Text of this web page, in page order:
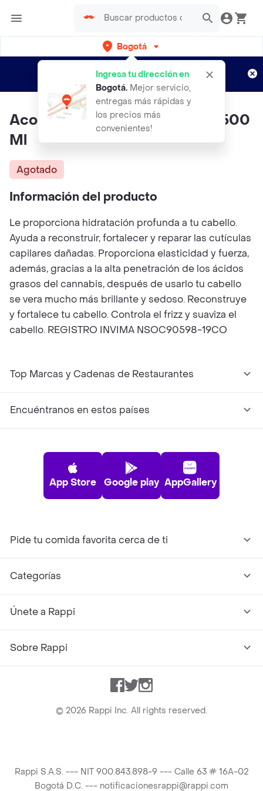
Bogotá
Ingresa tu dirección en
Bogotá. Mejor servicio,
entregas más rápidas y
los precios más
convenientes!
envíos gratis por semanas
Aplican TyC
Acondicionador De La Receta 500
Ml
Agotado
Información del producto
Le proporciona hidratación profunda a tu cabello.
Ayuda a reconstruir, fortalecer y reparar las cutículas
capilares dañadas. Proporciona elasticidad y fuerza,
además, gracias a la alta penetración de los ácidos
grasos del cannabis, después de usarlo tu cabello
se vera mucho más brillante y sedoso. Reconstruye
y fortalece tu cabello. Controla el frizz y suaviza el
cabello. REGISTRO INVIMA NSOC90598-19CO
Top Marcas y Cadenas de Restaurantes
Encuéntranos en estos países
App Store Google play AppGallery
Pide tu comida favorita cerca de ti
Categorías
Únete a Rappi
Sobre Rappi
Facebook
TwitterInstagram
© 2026 Rappi Inc. All rights reserved.
Rappi S.A.S. --- NIT 900.843.898-9 --- Calle 63 # 16A-02
Bogotá D.C. --- notificacionesrappi@rappi.com